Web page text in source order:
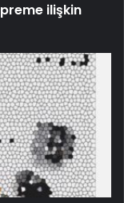
ilişkin